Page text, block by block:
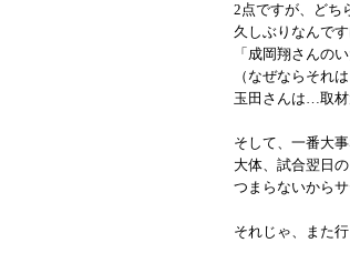
2点ですが、どち
久しぶりなんで
「成岡翔さんの
（なぜならそれ
玉田さんは…取材
そして、一番大
大体、試合翌日
つまらないから
それじゃ、また